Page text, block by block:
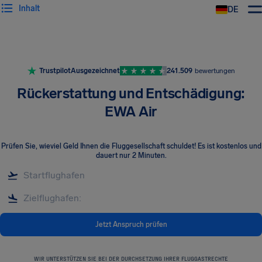
DE
Inhalt
TrustpilotAusgezeichnet 241.509 bewertungen
Rückerstattung und Entschädigung:
EWA Air
Prüfen Sie, wieviel Geld Ihnen die Fluggesellschaft schuldet! Es ist kostenlos und
dauert nur 2 Minuten.
Jetzt Anspruch prüfen
WIR UNTERSTÜTZEN SIE BEI DER DURCHSETZUNG IHRER FLUGGASTRECHTE